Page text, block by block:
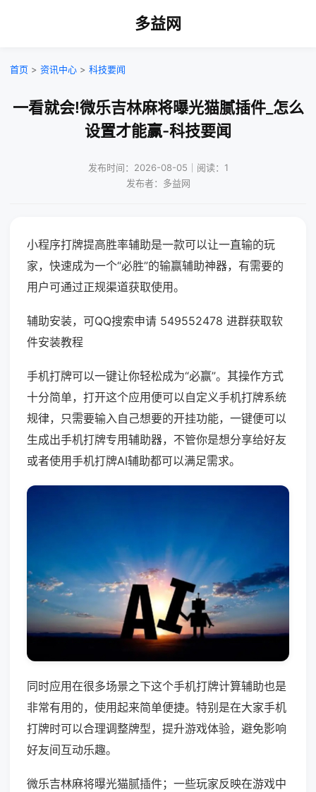
多益网
首页 > 资讯中心 > 科技要闻
一看就会!微乐吉林麻将曝光猫腻插件_怎么
设置才能赢-科技要闻
发布时间：2026-08-05｜阅读：1
发布者：多益网
小程序打牌提高胜率辅助是一款可以让一直输的玩
家，快速成为一个“必胜”的输赢辅助神器，有需要的
用户可通过正规渠道获取使用。
辅助安装，可QQ搜索申请 549552478 进群获取软
件安装教程
手机打牌可以一键让你轻松成为“必赢”。其操作方式
十分简单，打开这个应用便可以自定义手机打牌系统
规律，只需要输入自己想要的开挂功能，一键便可以
生成出手机打牌专用辅助器，不管你是想分享给好友
或者使用手机打牌AI辅助都可以满足需求。
同时应用在很多场景之下这个手机打牌计算辅助也是
非常有用的，使用起来简单便捷。特别是在大家手机
打牌时可以合理调整牌型，提升游戏体验，避免影响
好友间互动乐趣。
微乐吉林麻将曝光猫腻插件；一些玩家反映在游戏中